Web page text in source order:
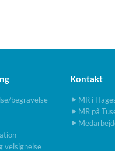
begravelse
velsignelse
Kontakt
MR i
MR på